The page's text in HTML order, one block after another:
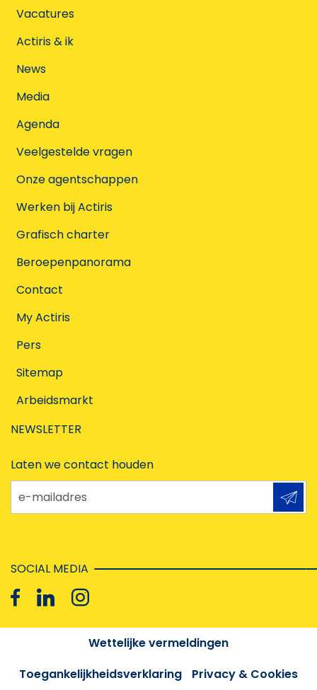
Vacatures
Actiris & ik
News
Media
Agenda
Veelgestelde vragen
Onze agentschappen
Werken bij Actiris
Grafisch charter
Beroepenpanorama
Contact
My Actiris
Pers
Sitemap
Arbeidsmarkt
NEWSLETTER
Laten we contact houden
e-mailadres
SOCIAL MEDIA
Wettelijke vermeldingen
Toegankelijkheidsverklaring
Privacy & Cookies